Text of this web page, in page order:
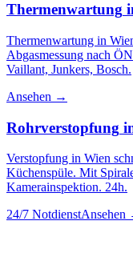
Thermenwartung
Thermenwartung in
Abgasmessung nach
Vaillant, Junkers, Bosch.
Ansehen →
Rohrverstopfung
Verstopfung in Wien
Küchenspüle. Mit
Kamerainspektion. 24h.
24/7 NotdienstAnsehen